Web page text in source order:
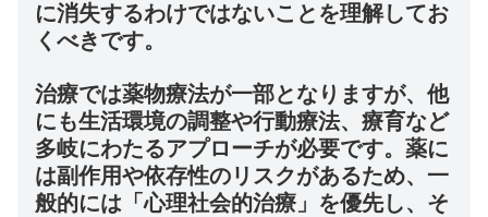
に消失するわけではないことを理解してお
くべきです。
治療では薬物療法が一部となりますが、他
にも生活環境の調整や行動療法、療育など
多岐にわたるアプローチが必要です。薬に
は副作用や依存性のリスクがあるため、一
般的には「心理社会的治療」を優先し、そ